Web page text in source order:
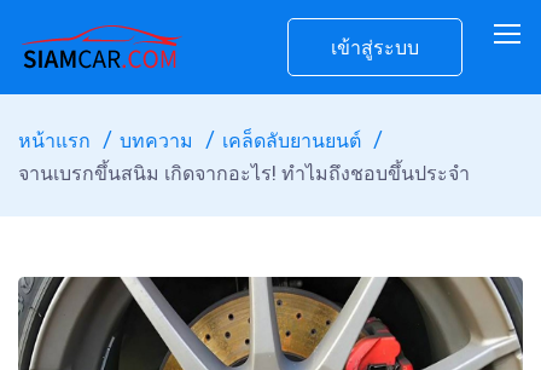
เข้าสู่ระบบ
หน้าแรก บทความ
เคล็ดลับยานยนต์
จานเบรกขึ้นสนิม เกิดจากอะไร! ทำไมถึงชอบขึ้นประจำ